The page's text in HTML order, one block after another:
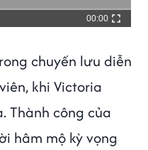
00:00
chuyến lưu diễn
khi Victoria
Thành công của
hâm mộ kỳ vọng